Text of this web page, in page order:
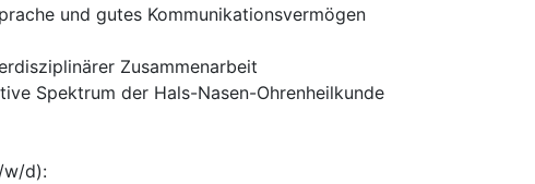
und gutes Kommunikationsvermögen
Zusammenarbeit
Spektrum der Hals-Nasen-Ohrenheilkunde
w/d):